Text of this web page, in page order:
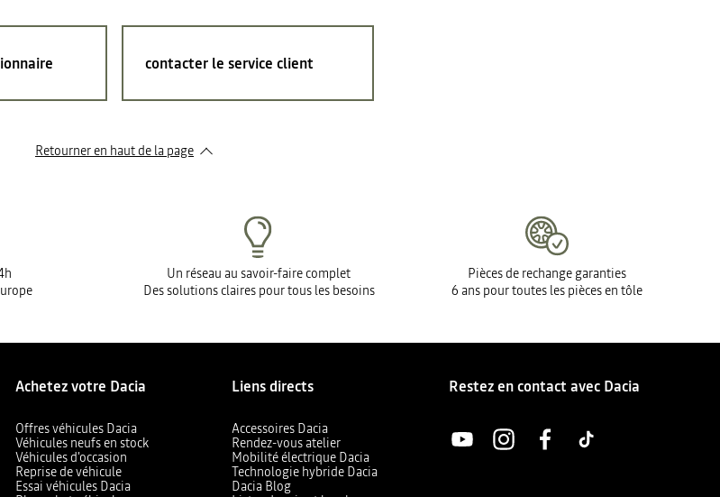
contacter le service client
Retourner en haut de la page
Un réseau au savoir-faire complet
Des solutions claires pour tous les besoins
Pièces de rechange garanties
6 ans pour toutes les pièces en tôle
Achetez votre Dacia
Offres véhicules Dacia
Véhicules neufs en stock
Véhicules d'occasion
Reprise de véhicule
Essai véhicules Dacia
Liens directs
Accessoires Dacia
Rendez-vous atelier
Mobilité électrique Dacia
Technologie hybride Dacia
Dacia Blog
Restez en contact avec Dacia